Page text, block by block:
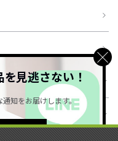
見逃さない！
知をお届けします。
＞